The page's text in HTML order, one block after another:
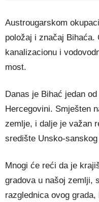
Austrougarskom
položaj i značaj Bihaća.
kanalizacionu i
most.
Danas je Bihać jedan
Hercegovini. Smješten
zemlje, i dalje je važan
središte Unsko-sanskog
Mnogi će reći da je
gradova u našoj zemlji,
razglednica ovog